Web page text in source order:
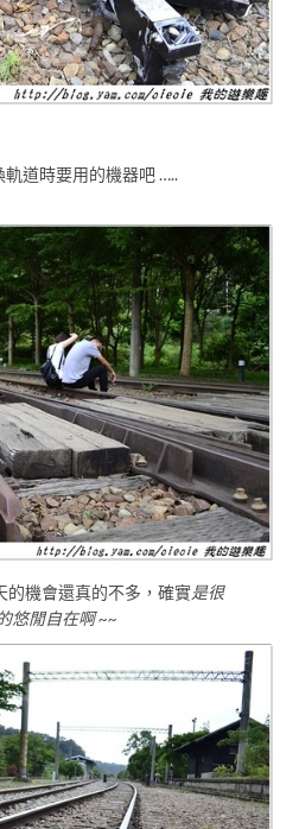
道時要用的機器吧 …..
的機會還真的不多，確實是很
悠閒自在啊 ~~